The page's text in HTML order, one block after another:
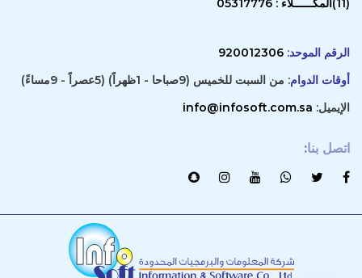
(11)المكــــــلاء : 05317776
الرقم الموحد:
920012306
أوقات الدوام: من السبت للخميس (9صباحا - 1ظهراً) (5عصراً - 9مساءً)
الإيميل: info@infosoft.com.sa
اتصل بنا: